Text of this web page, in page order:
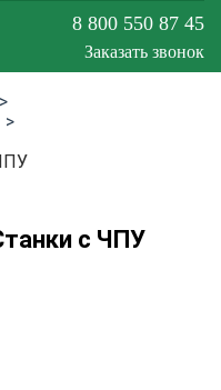
8 800 550 87 45
Заказать звонок
с ЧПУ